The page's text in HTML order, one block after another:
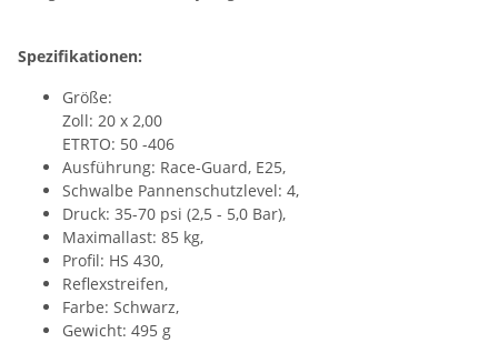
Spezifikationen:
Größe:
Zoll: 20 x 2,00
ETRTO: 50 -406
Ausführung: Race-Guard, E25,
Schwalbe Pannenschutzlevel: 4,
Druck: 35-70 psi (2,5 - 5,0 Bar),
Maximallast: 85 kg,
Profil: HS 430,
Reflexstreifen,
Farbe: Schwarz,
Gewicht: 495 g